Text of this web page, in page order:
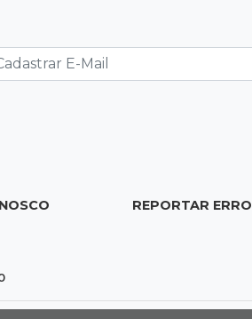
"Ele pegou a motosserra para me
Justiça cobra R$ 250 mil de ex-
REPORTAR ERRO